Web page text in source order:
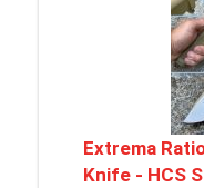
Extrema
Knife - HCS